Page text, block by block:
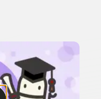
主持人或關鍵字